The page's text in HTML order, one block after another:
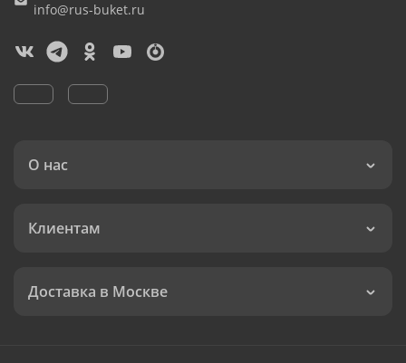
info@rus-buket.ru
О нас
Клиентам
Доставка в Москве